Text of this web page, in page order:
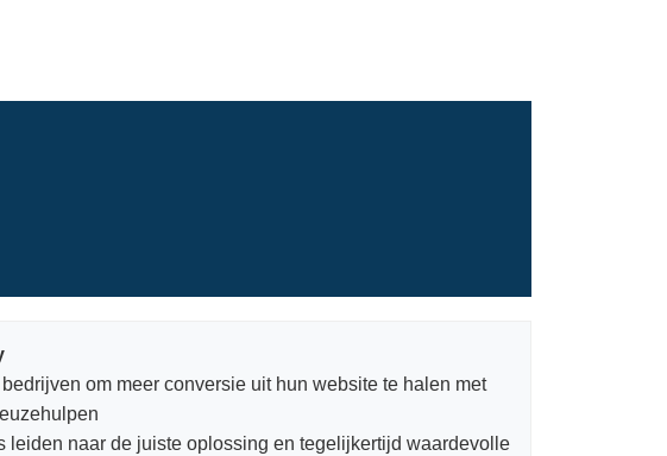
om meer conversie uit hun website te halen met
leiden naar de juiste oplossing en tegelijkertijd waardevolle